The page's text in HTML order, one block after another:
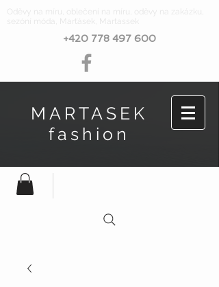
Oděvy na míru, oblečení na míru, oděvy na zakázku,
sezóní móda, Marťásek, Martassek
+420 778 497 600
MARTASEK
fashion